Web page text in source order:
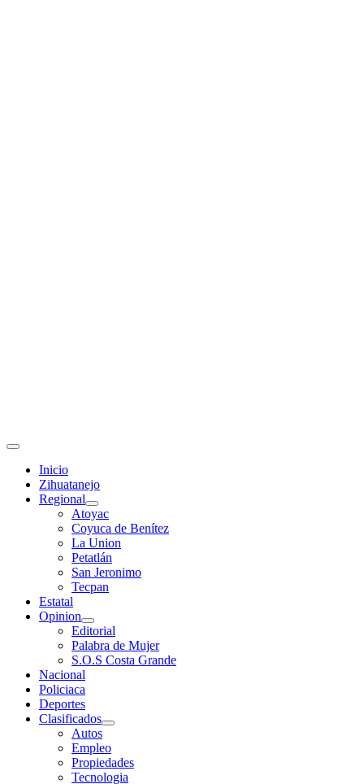
Primary
Inicio
Zihuatanejo
Regional
Atoyac
Coyuca de Benítez
La Union
Petatlán
San Jeronimo
Tecpan
Estatal
Opinion
Editorial
Palabra de Mujer
S.O.S Costa Grande
Nacional
Policiaca
Deportes
Clasificados
Autos
Empleo
Propiedades
Tecnologia